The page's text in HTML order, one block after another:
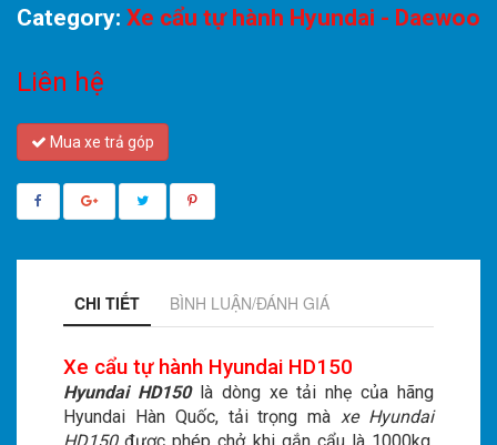
Category: Xe cẩu tự hành Hyundai - Daewoo
Liên hệ
Mua xe trả góp
CHI TIẾT BÌNH LUẬN/ĐÁNH GIÁ
Xe cẩu tự hành Hyundai HD150
Hyundai HD150là dòng xe tải nhẹ của hãng
Hyundai Hàn Quốc, tải trọng màxe Hyundai